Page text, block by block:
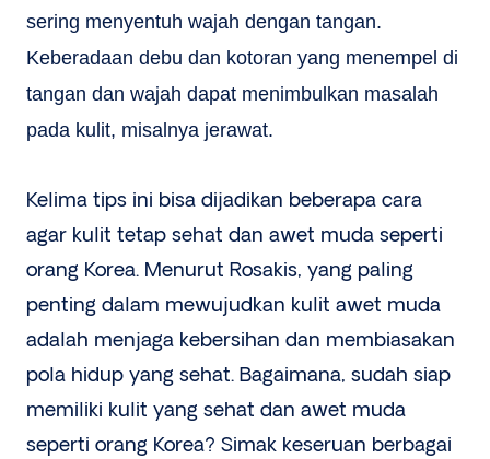
sering menyentuh wajah dengan tangan.
Keberadaan debu dan kotoran yang menempel di
tangan dan wajah dapat menimbulkan masalah
pada kulit, misalnya jerawat.
Kelima tips ini bisa dijadikan beberapa cara
agar kulit tetap sehat dan awet muda seperti
orang Korea. Menurut Rosakis, yang paling
penting dalam mewujudkan kulit awet muda
adalah menjaga kebersihan dan membiasakan
pola hidup yang sehat. Bagaimana, sudah siap
memiliki kulit yang sehat dan awet muda
seperti orang Korea? Simak keseruan berbagai